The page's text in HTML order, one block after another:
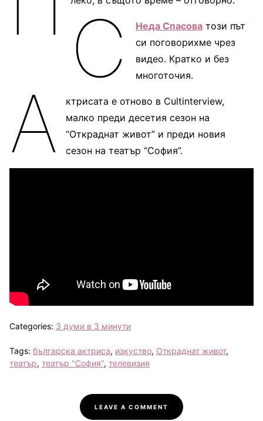
С Неда Спасоватози път
си поговорихме чрез
видео. Кратко и без
многоточия.
А
ктрисата е отново в Cultinterview,
малко преди десетия сезон на
“Откраднат живот” и преди новия
сезон на театър “София”.
Categories: 3 думи в 3 минути
Tags: българска актриса, изкуство, Откраднат живот,
театър, театър "София", телевизия
LEAVE A COMMENT